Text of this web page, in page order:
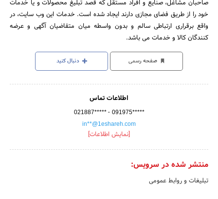
صاحبان مشاغل، صنایع و افراد مستقل که قصد تبلیغ محصولات و یا خدمات
خود را از طریق فضای مجازی دارند ایجاد شده است. خدمات این وب سایت، در
واقع برقراری ارتباطی سالم و بدون واسطه میان متقاضیان آگهی و عرضه
کنندگان کالا و خدمات می باشد.
صفحه رسمی دنبال کنید
اطلاعات تماس
021887***** - 091975*****
in**@1eshareh.com
[نمایش اطلاعات]
منتشر شده در سرویس:
تبلیغات و روابط عمومی